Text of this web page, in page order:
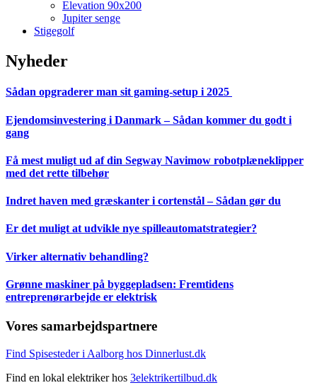
Elevation 90x200
Jupiter senge
Stigegolf
Nyheder
Sådan opgraderer man sit gaming-setup i 2025
Ejendomsinvestering i Danmark – Sådan kommer du godt i
gang
Få mest muligt ud af din Segway Navimow robotplæneklipper
med det rette tilbehør
Indret haven med græskanter i cortenstål – Sådan gør du
Er det muligt at udvikle nye spilleautomatstrategier?
Virker alternativ behandling?
Grønne maskiner på byggepladsen: Fremtidens
entreprenørarbejde er elektrisk
Vores samarbejdspartnere
Find Spisesteder i Aalborg hos Dinnerlust.dk
Find en lokal elektriker hos 3elektrikertilbud.dk